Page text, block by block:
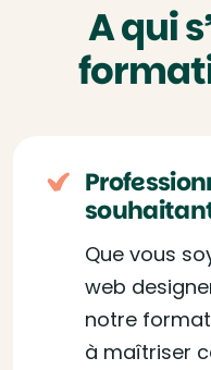
A qui
Que vous
web
notre
à maîtriser